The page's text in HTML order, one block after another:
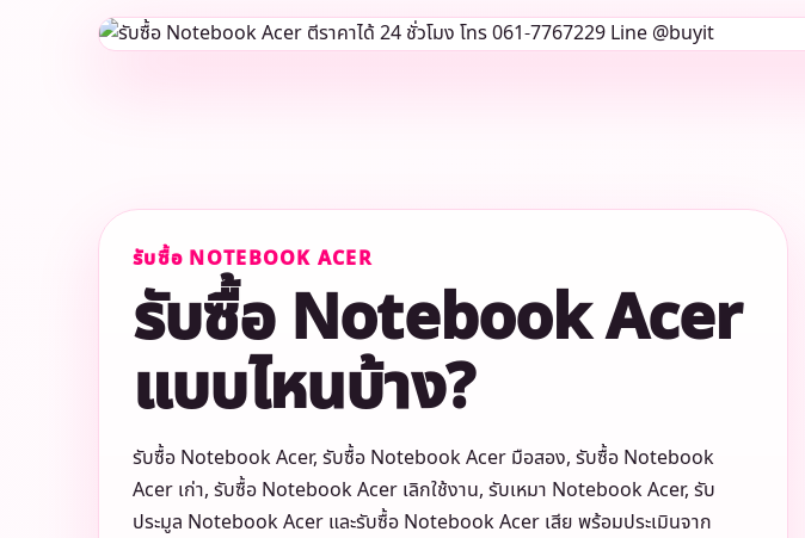
รับซื้อ NOTEBOOK ACER
รับซื้อ Notebook Acer
แบบไหนบ้าง?
รับซื้อ Notebook Acer, รับซื้อ Notebook Acer มือสอง, รับซื้อ Notebook
Acer เก่า, รับซื้อ Notebook Acer เลิกใช้งาน, รับเหมา Notebook Acer, รับ
ประมูล Notebook Acer และรับซื้อ Notebook Acer เสีย พร้อมประเมินจาก